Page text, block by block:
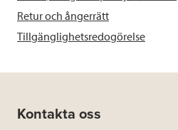
Retur och ångerrätt
Tillgänglighetsredogörelse
Kontakta oss